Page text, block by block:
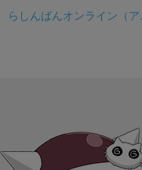
らしんばんオンライン（